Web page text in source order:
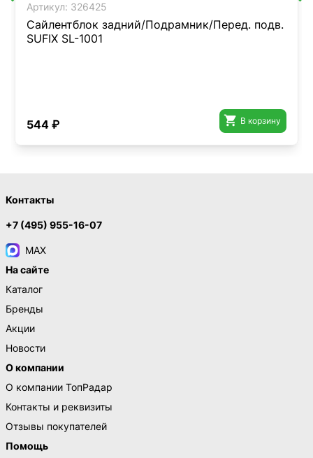
Артикул: 326425
Сайлентблок задний/Подрамник/Перед. подв.
SUFIX SL-1001
544 ₽  В корзину
Контакты
+7 (495) 955-16-07
MAX
На сайте
Каталог
Бренды
Акции
Новости
О компании
О компании ТопРадар
Контакты и реквизиты
Отзывы покупателей
Помощь